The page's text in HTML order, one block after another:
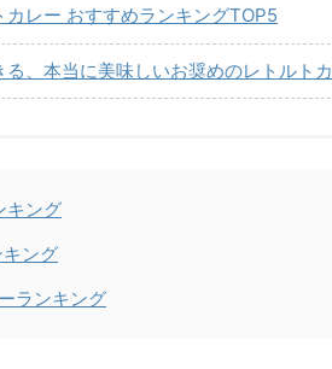
レー おすすめランキングTOP5
る、本当に美味しいお奨めのレトルト
キング
ング
ランキング